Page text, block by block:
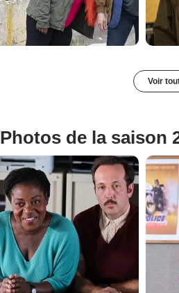
Voir
Photos de la saison